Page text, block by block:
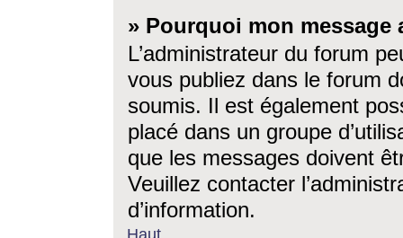
» Pourquoi mon message
L’administrateur du forum
vous publiez dans le forum
soumis. Il est également
placé dans un groupe
que les messages doivent
Veuillez contacter
d’information.
Haut